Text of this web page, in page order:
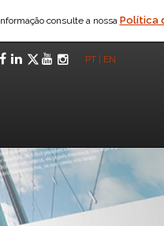
consulte a nossa Política
Facebook
LinkedIn
Twitter
YouTube
PT EN